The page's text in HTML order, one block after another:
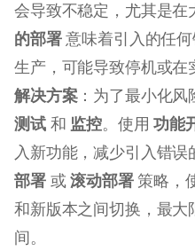
会导致不稳定，尤其是在
的部署意味着引入的任
生产，可能导致停机或在
解决方案：为了最小化风
测试和 监控。使用功能
入新功能，减少引入错
部署或滚动部署策略，
和新版本之间切换，最
间。